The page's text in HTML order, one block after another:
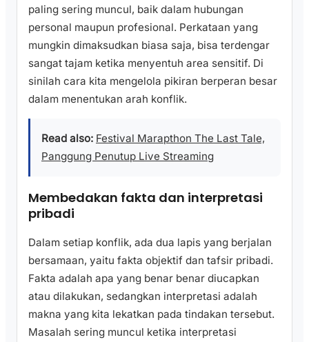
paling sering muncul, baik dalam hubungan
personal maupun profesional. Perkataan yang
mungkin dimaksudkan biasa saja, bisa terdengar
sangat tajam ketika menyentuh area sensitif. Di
sinilah cara kita mengelola pikiran berperan besar
dalam menentukan arah konflik.
Read also: Festival Marapthon The Last Tale,
Panggung Penutup Live Streaming
Membedakan fakta dan interpretasi
pribadi
Dalam setiap konflik, ada dua lapis yang berjalan
bersamaan, yaitu fakta objektif dan tafsir pribadi.
Fakta adalah apa yang benar benar diucapkan
atau dilakukan, sedangkan interpretasi adalah
makna yang kita lekatkan pada tindakan tersebut.
Masalah sering muncul ketika interpretasi